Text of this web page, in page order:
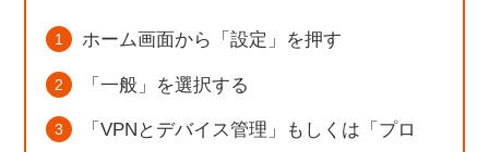
ホーム画面から「設定」を押す
「一般」を選択する
「VPNとデバイス管理」もしくは「プロ